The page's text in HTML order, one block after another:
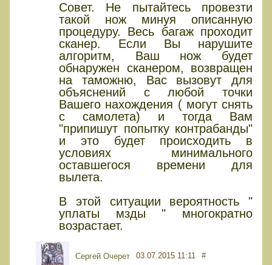
Совет. Не пытайтесь провезти
такой нож минуя описанную
процедуру. Весь багаж проходит
сканер. Если Вы нарушите
алгоритм, Ваш нож будет
обнаружен сканером, возвращен
на таможню, Вас вызовут для
объяснений с любой точки
Вашего нахождения ( могут снять
с самолета) и тогда Вам
"припишут попытку контрабанды"
и это будет происходить в
условиях минимального
оставшегося времени для
вылета.
В этой ситуации вероятность "
уплаты мзды " многократно
возрастает.
Сергей Очерет 03.07.2015 11:11 #